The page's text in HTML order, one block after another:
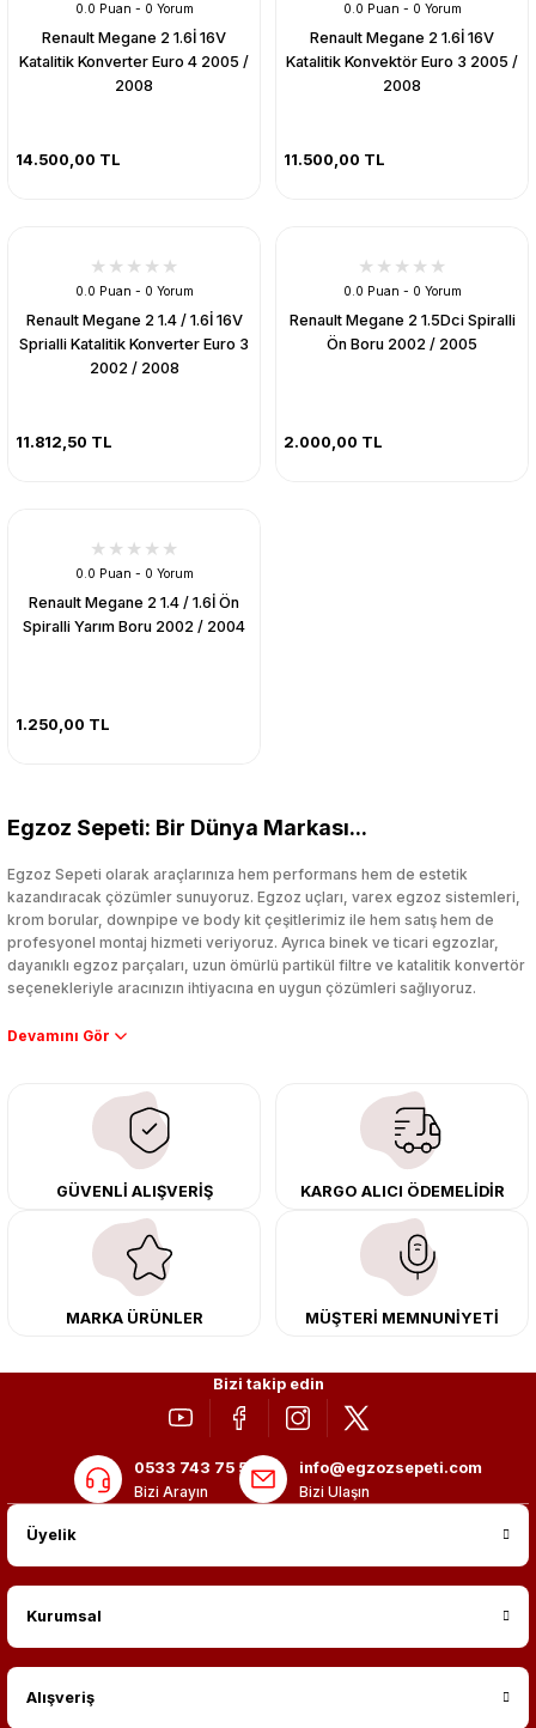
0.0 Puan - 0 Yorum
Renault Megane 2 1.6İ 16V
Katalitik Konverter Euro 4 2005 /
2008
14.500,00 TL
0.0 Puan - 0 Yorum
Renault Megane 2 1.6İ 16V
Katalitik Konvektör Euro 3 2005 /
2008
11.500,00 TL
0.0 Puan - 0 Yorum
Renault Megane 2 1.4 / 1.6İ 16V
Sprialli Katalitik Konverter Euro 3
2002 / 2008
11.812,50 TL
0.0 Puan - 0 Yorum
Renault Megane 2 1.5Dci Spiralli
Ön Boru 2002 / 2005
2.000,00 TL
0.0 Puan - 0 Yorum
Renault Megane 2 1.4 / 1.6İ Ön
Spiralli Yarım Boru 2002 / 2004
1.250,00 TL
Egzoz Sepeti: Bir Dünya Markası...
Egzoz Sepeti olarak araçlarınıza hem performans hem de estetik
kazandıracak çözümler sunuyoruz. Egzoz uçları, varex egzoz sistemleri,
krom borular, downpipe ve body kit çeşitlerimiz ile hem satış hem de
profesyonel montaj hizmeti veriyoruz. Ayrıca binek ve ticari egzozlar,
dayanıklı egzoz parçaları, uzun ömürlü partikül filtre ve katalitik konvertör
seçenekleriyle aracınızın ihtiyacına en uygun çözümleri sağlıyoruz.
Performans artışı isteyen sürücüler için özel performans egzozları ve
çıkma orijinal ürünler ile yenileyebilir, body kit uygulamalarıyla aracınızın
tasarımını ve aerodinamisini üst seviyeye taşıyabilirsiniz.
Tüm ürünlerimiz orijinal, dayanıklı ve uzun ömürlüdür. İstanbul’daki montaj
merkezimizde profesyonel montaj yapıyor, Türkiye’nin her yerine güvenli
kargo ile teslimat gerçekleştiriyoruz. Aracınıza değer katmak için doğru
adres: Egzoz Sepeti.
GÜVENLİ ALIŞVERİŞ KARGO ALICI ÖDEMELİDİR
MARKA ÜRÜNLER MÜŞTERİ MEMNUNİYETİ
Bizi takip edin
0533 743 75 56
Bizi Arayın
info@egzozsepeti.com
Bizi Ulaşın
Üyelik
Kurumsal
Alışveriş